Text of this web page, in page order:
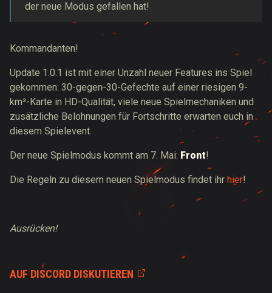
der neue Modus gefallen hat!
Kommandanten!
Update 1.0.1 ist mit einer Unzahl neuer Features ins Spiel
gekommen: 30-gegen-30-Gefechte auf einer riesigen 9-
km²-Karte in HD-Qualität, viele neue Spielmechaniken und
zusätzliche Belohnungen für Fortschritte erwarten euch in
diesem Spielevent.
Der neue Spielmodus kommt am 7. Mai: Front!
Die Regeln zu diesem neuen Spielmodus findet ihr hier!
Ausrücken!
AUF DISCORD DISKUTIEREN